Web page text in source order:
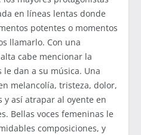
en líneas lentas donde
potentes o momentos
llamarlo. Con una
cabe mencionar la
dan a su música. Una
melancolía, tristeza, dolor,
así atrapar al oyente en
Bellas voces femeninas le
composiciones, y